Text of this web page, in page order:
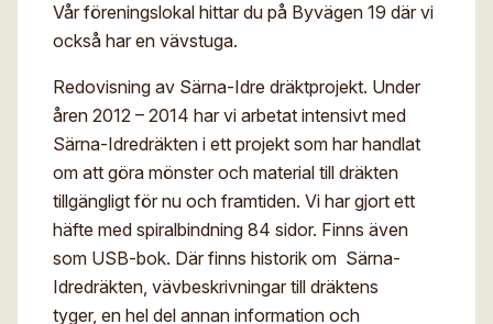
Digitalt museum
Gesäll- och mästarbrev
Immateriellt kulturarv
Mina sidor
Sök
Eng
Vår föreningslokal hittar du på Byvägen 19 där vi
också har en vävstuga.
Redovisning av Särna-Idre dräktprojekt. Under
åren 2012 – 2014 har vi arbetat intensivt med
Särna-Idredräkten i ett projekt som har handlat
om att göra mönster och material till dräkten
tillgängligt för nu och framtiden. Vi har gjort ett
häfte med spiralbindning 84 sidor. Finns även
som USB-bok. Där finns historik om Särna-
Idredräkten, vävbeskrivningar till dräktens
tyger, en hel del annan information och
Jag godkänner att mina uppgifter angivna i formuläret
hanteras av Hemslöjden enligt
Dataskyddsförordningen, GDPR. Uppgifterna behövs
för att hantera din anmälan och lämnas aldrig ut till